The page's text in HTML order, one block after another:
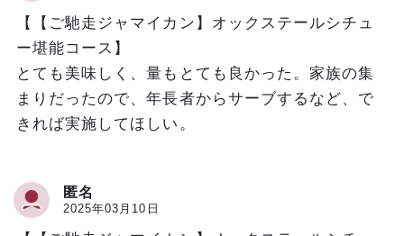
【【ご馳走ジャマイカン】オックステールシチュ
ー堪能コース】
とても美味しく、量もとても良かった。家族の集
まりだったので、年長者からサーブするなど、で
きれば実施してほしい。
匿名
2025年03月10日